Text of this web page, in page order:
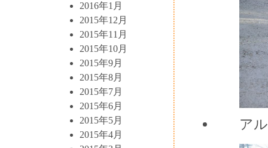
2016年1月
2015年12月
2015年11月
2015年10月
2015年9月
2015年8月
2015年7月
2015年6月
2015年5月
2015年4月
ア